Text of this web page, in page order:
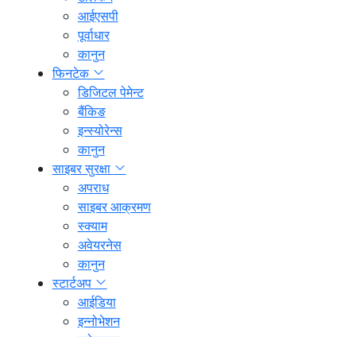
आईएसपी
पूर्वाधार
कानुन
फिनटेक
डिजिटल पेमेन्ट
बैंकिङ
इन्स्योरेन्स
कानुन
साइबर सुरक्षा
अपराध
साइबर आक्रमण
स्क्याम
अवेयरनेस
कानुन
स्टार्टअप
आईडिया
इन्नोभेशन